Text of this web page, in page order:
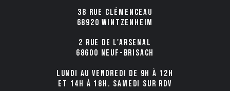
38 rue Clémenceau
68920 WINTZENHEIM
2 rue de l'Arsenal
68600 NEUF-BRISACH
Lundi au Vendredi de 9h à 12h
et 14h à 18h. Samedi sur rdv